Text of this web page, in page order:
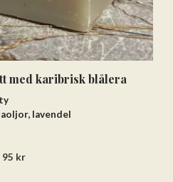
med karibrisk blålera
lavendel
95 kr